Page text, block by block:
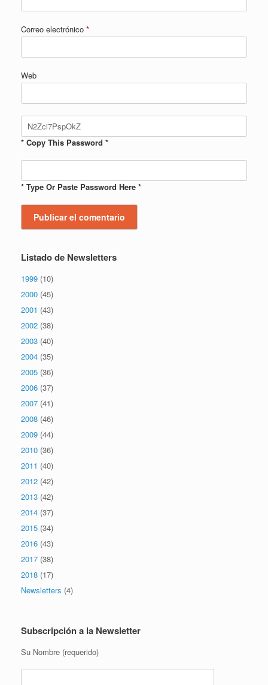
Correo electrónico *
Web
* Copy This Password *
* Type Or Paste Password Here *
Listado de Newsletters
1999 (10)
2000 (45)
2001 (43)
2002 (38)
2003 (40)
2004 (35)
2005 (36)
2006 (37)
2007 (41)
2008 (46)
2009 (44)
2010 (36)
2011 (40)
2012 (42)
2013 (42)
2014 (37)
2015 (34)
2016 (43)
2017 (38)
2018 (17)
Newsletters (4)
Subscripción a la Newsletter
Su Nombre (requerido)